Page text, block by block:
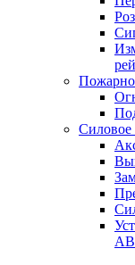
Силовое